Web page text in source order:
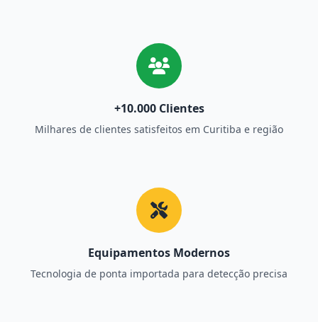
+10.000 Clientes
Milhares de clientes satisfeitos em Curitiba e região
Equipamentos Modernos
Tecnologia de ponta importada para detecção precisa